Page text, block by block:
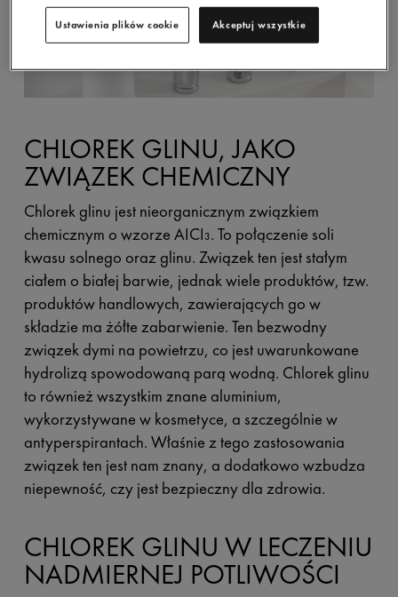
CHLOREK GLINU, JAKO
ZWIĄZEK CHEMICZNY
Chlorek glinu jest nieorganicznym związkiem
chemicznym o wzorze AICI₃. To połączenie soli
kwasu solnego oraz glinu. Związek ten jest stałym
ciałem o białej barwie, jednak wiele produktów, tzw.
produktów handlowych, zawierających go w
składzie ma żółte zabarwienie. Ten bezwodny
związek dymi na powietrzu, co jest uwarunkowane
hydrolizą spowodowaną parą wodną. Chlorek glinu
to również wszystkim znane aluminium,
wykorzystywane w kosmetyce, a szczególnie w
antyperspirantach. Właśnie z tego zastosowania
związek ten jest nam znany, a dodatkowo wzbudza
niepewność, czy jest bezpieczny dla zdrowia.
CHLOREK GLINU W LECZENIU
NADMIERNEJ POTLIWOŚCI
Ustawienia plików cookie Akceptuj wszystkie